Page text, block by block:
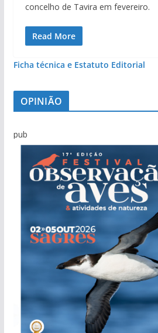
concelho de Tavira em fevereiro.
Read More
Ficha técnica e Estatuto Editorial
OPINIÃO
pub